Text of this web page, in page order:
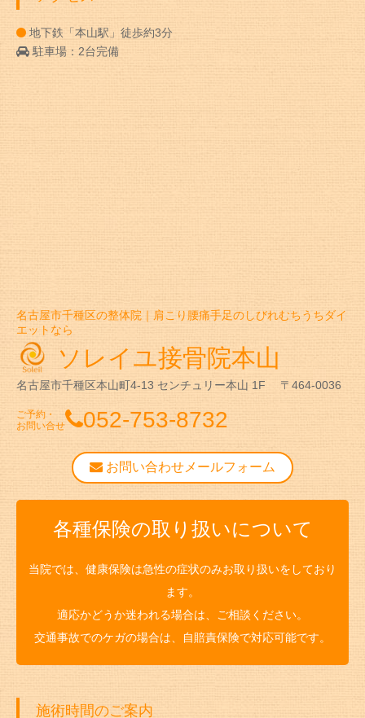
地下鉄「本山駅」徒歩約3分
駐車場：2台完備
名古屋市千種区の整体院｜肩こり腰痛手足のしびれむちうちダイ
エットなら
ソレイユ接骨院本山
名古屋市千種区本山町4-13 センチュリー本山 1F 〒464-0036
ご予約・
お問い合せ
052-753-8732
お問い合わせメールフォーム
各種保険の取り扱いについて
当院では、健康保険は急性の症状のみお取り扱いをしており
ます。
適応かどうか迷われる場合は、ご相談ください。
交通事故でのケガの場合は、自賠責保険で対応可能です。
施術時間のご案内